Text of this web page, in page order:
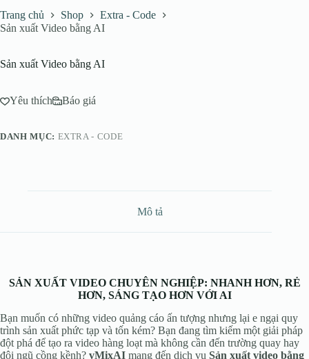
Trang chủ Shop
Extra - Code
Sản xuất Video bằng AI
Sản xuất Video bằng AI
Yêu thích Báo giá
DANH MỤC: EXTRA - CODE
Mô tả
SẢN XUẤT VIDEO CHUYÊN NGHIỆP: NHANH HƠN, RẺ
HƠN, SÁNG TẠO HƠN VỚI AI
Bạn muốn có những video quảng cáo ấn tượng nhưng lại e ngại quy
trình sản xuất phức tạp và tốn kém? Bạn đang tìm kiếm một giải pháp
đột phá để tạo ra video hàng loạt mà không cần đến trường quay hay
đội ngũ cồng kềnh? vMixAI mang đến dịch vụ Sản xuất video bằng